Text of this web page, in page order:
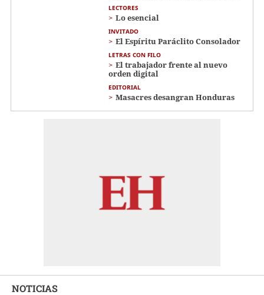
LECTORES
Lo esencial
INVITADO
El Espíritu Paráclito Consolador
LETRAS CON FILO
El trabajador frente al nuevo
orden digital
EDITORIAL
Masacres desangran Honduras
NOTICIAS